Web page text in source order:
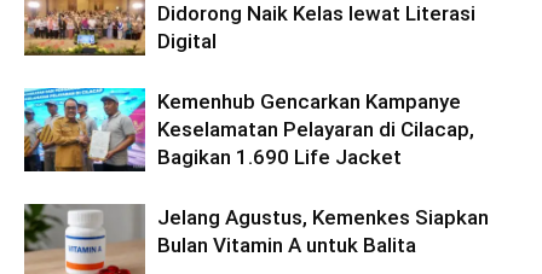
Didorong Naik Kelas lewat Literasi
Digital
Kemenhub Gencarkan Kampanye
Keselamatan Pelayaran di Cilacap,
Bagikan 1.690 Life Jacket
Jelang Agustus, Kemenkes Siapkan
Bulan Vitamin A untuk Balita